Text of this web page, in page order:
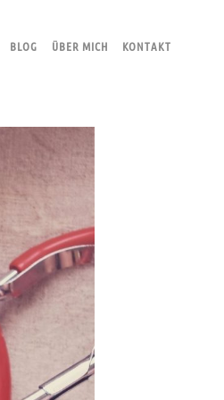
BLOG ÜBER MICH KONTAKT